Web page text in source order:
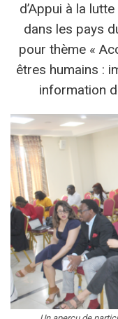
d’Appui à la
dans les pays
pour thème «
êtres humains :
information